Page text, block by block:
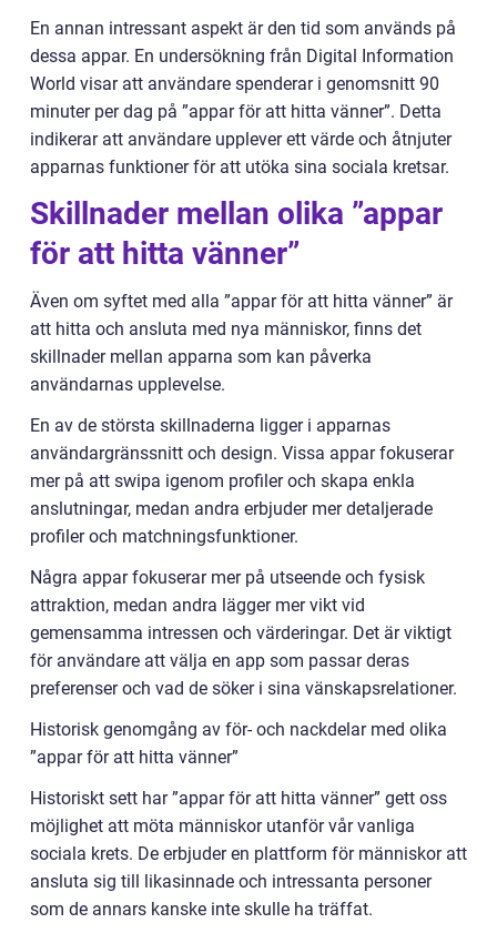
En annan intressant aspekt är den tid som används på
dessa appar. En undersökning från Digital Information
World visar att användare spenderar i genomsnitt 90
minuter per dag på ”appar för att hitta vänner”. Detta
indikerar att användare upplever ett värde och åtnjuter
apparnas funktioner för att utöka sina sociala kretsar.
Skillnader mellan olika ”appar
för att hitta vänner”
Även om syftet med alla ”appar för att hitta vänner” är
att hitta och ansluta med nya människor, finns det
skillnader mellan apparna som kan påverka
användarnas upplevelse.
En av de största skillnaderna ligger i apparnas
användargränssnitt och design. Vissa appar fokuserar
mer på att swipa igenom profiler och skapa enkla
anslutningar, medan andra erbjuder mer detaljerade
profiler och matchningsfunktioner.
Några appar fokuserar mer på utseende och fysisk
attraktion, medan andra lägger mer vikt vid
gemensamma intressen och värderingar. Det är viktigt
för användare att välja en app som passar deras
preferenser och vad de söker i sina vänskapsrelationer.
Historisk genomgång av för- och nackdelar med olika
”appar för att hitta vänner”
Historiskt sett har ”appar för att hitta vänner” gett oss
möjlighet att möta människor utanför vår vanliga
sociala krets. De erbjuder en plattform för människor att
ansluta sig till likasinnade och intressanta personer
som de annars kanske inte skulle ha träffat.